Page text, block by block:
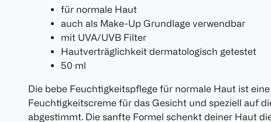
für normale Haut
auch als Make-Up Grundlage verwendbar
mit UVA/UVB Filter
Hautverträglichkeit dermatologisch getestet
50 ml
Die bebe Feuchtigkeitspflege für normale Haut ist
Feuchtigkeitscreme für das Gesicht und speziell auf
abgestimmt. Die sanfte Formel schenkt deiner Haut